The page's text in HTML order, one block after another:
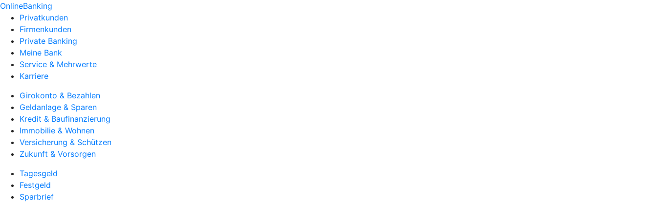
OnlineBanking
Privatkunden
Firmenkunden
Private Banking
Meine Bank
Service & Mehrwerte
Karriere
Girokonto & Bezahlen
Geldanlage & Sparen
Kredit & Baufinanzierung
Immobilie & Wohnen
Versicherung & Schützen
Zukunft & Vorsorgen
Tagesgeld
Festgeld
Sparbrief